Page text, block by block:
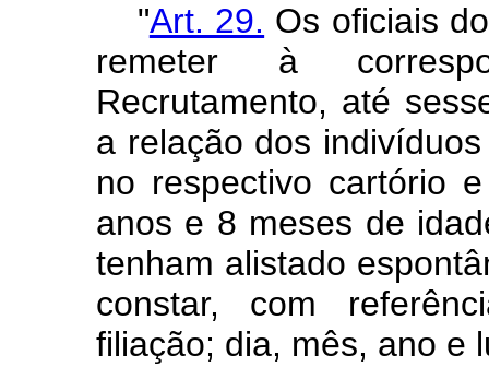
"Art. 29. Os oficiais
remeter à
Recrutamento, até
a relação dos
no respectivo cartório
anos e 8 meses de
tenham alistado
constar, com
filiação; dia, mês, ano e